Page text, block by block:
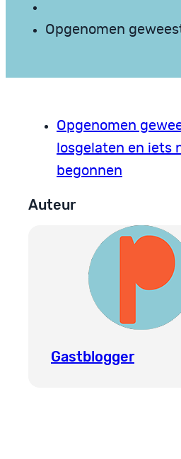
Opgenomen
Opgenomen
losgelaten en iets
begonnen
Auteur
Gastblogger